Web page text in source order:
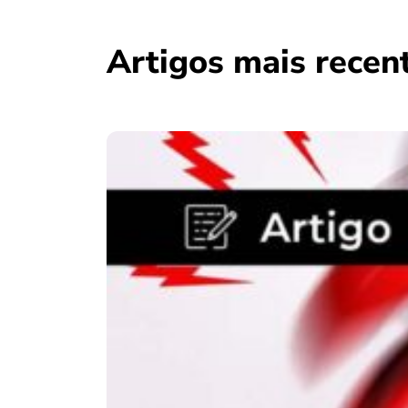
Artigos mais